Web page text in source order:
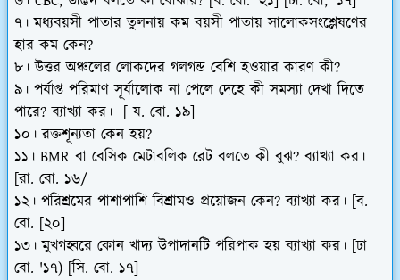
৭। মধ্যবয়সী পাতার তুলনায় কম বয়সী পাতায় সালোকসংশ্লেষণের
হার কম কেন?
৮। উত্তর অঞ্চলের লোকদের গলগন্ড বেশি হওয়ার কারণ কী?
৯। পর্যাপ্ত পরিমাণ সূর্যালোক না পেলে দেহে কী সমস্যা দেখা দিতে
পারে? ব্যাখ্যা কর। [ য. বো. ১৯]
১০। রক্তশূন্যতা কেন হয়?
১১। BMR বা বেসিক মেটাবলিক রেট বলতে কী বুঝ? ব্যাখ্যা কর।
[রা. বো. ১৬/
১২। পরিশ্রমের পাশাপাশি বিশ্রামও প্রয়োজন কেন? ব্যাখ্যা কর। [ব.
বো. [২০]
১৩। মুখগহ্বরে কোন খাদ্য উপাদানটি পরিপাক হয় ব্যাখ্যা কর। [ঢা
বো. '১৭) [সি. বো. ১৭]